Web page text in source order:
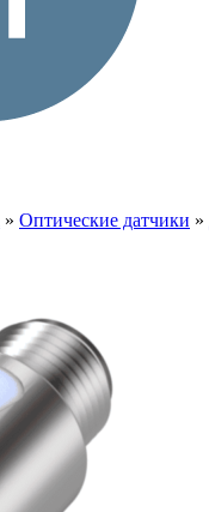
» Оптические датчики »